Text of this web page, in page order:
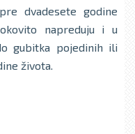
dvadesete godine
napreduju i u
gubitka pojedinih ili
života.